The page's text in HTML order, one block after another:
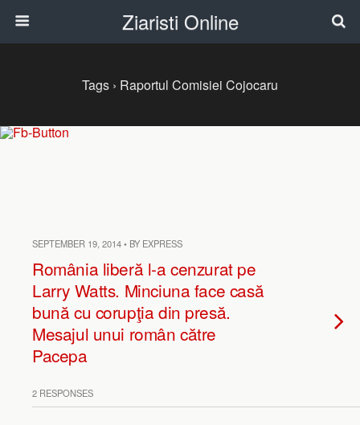
Ziaristi Online
Tags › Raportul Comisiei Cojocaru
SEPTEMBER 19, 2014 • BY EXPRESS
România liberă l-a cenzurat pe
Larry Watts. Minciuna face casă
bună cu corupţia din presă.
Mesajul unui român către
Pacepa
2 RESPONSES